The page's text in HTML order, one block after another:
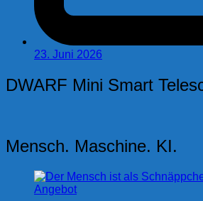
23. Juni 2026
DWARF Mini Smart
Mensch. Maschine. KI.